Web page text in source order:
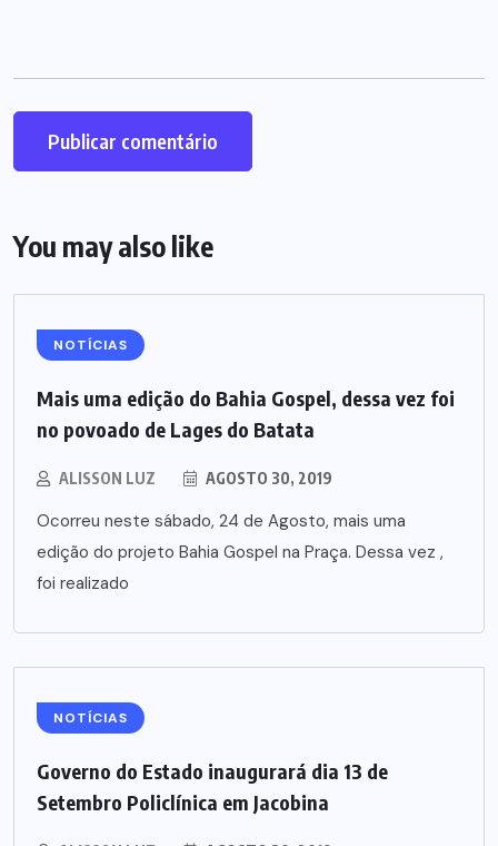
You may also like
NOTÍCIAS
Mais uma edição do Bahia Gospel, dessa vez foi
no povoado de Lages do Batata
ALISSON LUZ AGOSTO 30, 2019
Ocorreu neste sábado, 24 de Agosto, mais uma
edição do projeto Bahia Gospel na Praça. Dessa vez ,
foi realizado
NOTÍCIAS
Governo do Estado inaugurará dia 13 de
Setembro Policlínica em Jacobina